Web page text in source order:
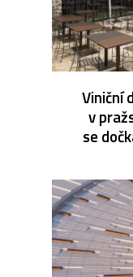
Viniční
v
se